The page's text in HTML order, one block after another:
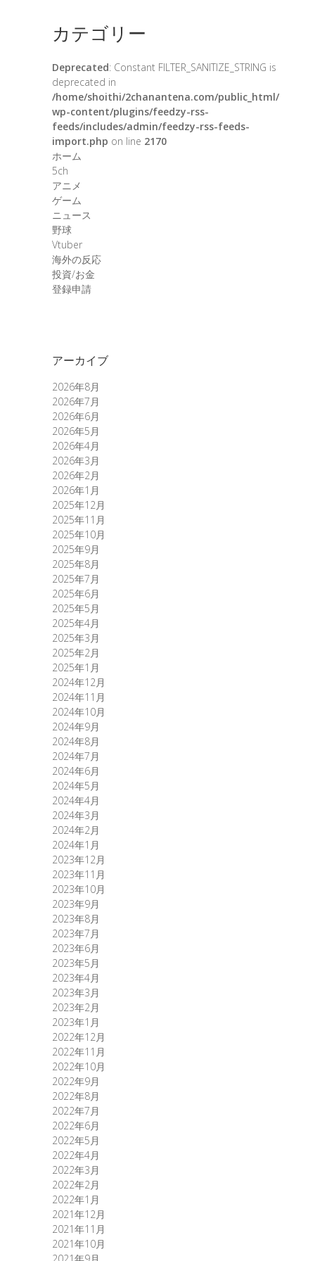
カテゴリー
Deprecated: Constant FILTER_SANITIZE_STRING is
deprecated in
/home/shoithi/2chanantena.com/public_html/
wp-content/plugins/feedzy-rss-
feeds/includes/admin/feedzy-rss-feeds-
import.php on line 2170
ホーム
5ch
アニメ
ゲーム
ニュース
野球
Vtuber
海外の反応
投資/お金
登録申請
アーカイブ
2026年8月
2026年7月
2026年6月
2026年5月
2026年4月
2026年3月
2026年2月
2026年1月
2025年12月
2025年11月
2025年10月
2025年9月
2025年8月
2025年7月
2025年6月
2025年5月
2025年4月
2025年3月
2025年2月
2025年1月
2024年12月
2024年11月
2024年10月
2024年9月
2024年8月
2024年7月
2024年6月
2024年5月
2024年4月
2024年3月
2024年2月
2024年1月
2023年12月
2023年11月
2023年10月
2023年9月
2023年8月
2023年7月
2023年6月
2023年5月
2023年4月
2023年3月
2023年2月
2023年1月
2022年12月
2022年11月
2022年10月
2022年9月
2022年8月
2022年7月
2022年6月
2022年5月
2022年4月
2022年3月
2022年2月
2022年1月
2021年12月
2021年11月
2021年10月